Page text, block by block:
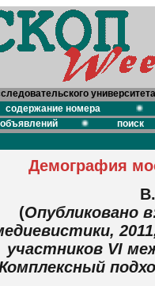
содержание номера
поиск
Демография
(Опубликовано
участников VI